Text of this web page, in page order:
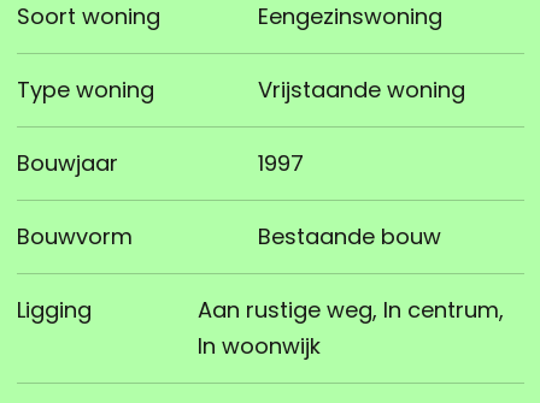
Soort woning Eengezinswoning
Type woning Vrijstaande woning
Bouwjaar 1997
Bouwvorm Bestaande bouw
Ligging
Aan rustige weg, In centrum,
In woonwijk